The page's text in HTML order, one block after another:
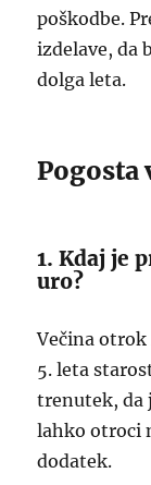
poškodbe.
izdelave, da
dolga leta.
Pogosta
1. Kdaj je
uro?
Večina
5. leta
trenutek, da
lahko otroci
dodatek.